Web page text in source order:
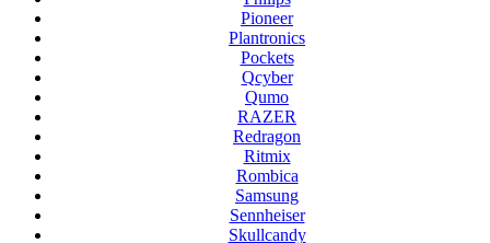
Pioneer
Plantronics
Pockets
Qcyber
Qumo
RAZER
Redragon
Ritmix
Rombica
Samsung
Sennheiser
Skullcandy